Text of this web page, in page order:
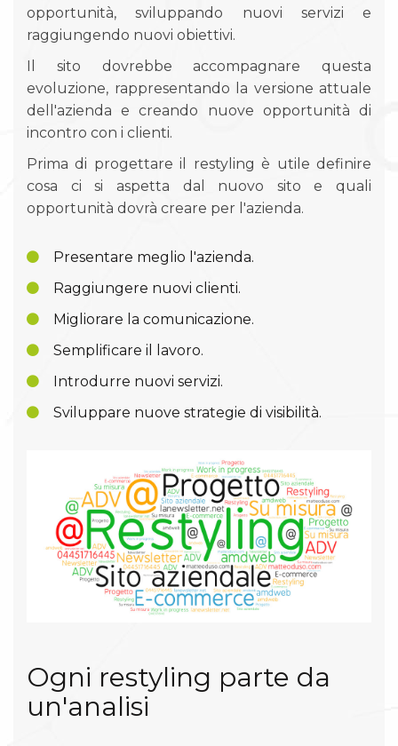
opportunità, sviluppando nuovi servizi e
raggiungendo nuovi obiettivi.
Il sito dovrebbe accompagnare questa
evoluzione, rappresentando la versione attuale
dell'azienda e creando nuove opportunità di
incontro con i clienti.
Prima di progettare il restyling è utile definire
cosa ci si aspetta dal nuovo sito e quali
opportunità dovrà creare per l'azienda.
Presentare meglio l'azienda.
Raggiungere nuovi clienti.
Migliorare la comunicazione.
Semplificare il lavoro.
Introdurre nuovi servizi.
Sviluppare nuove strategie di visibilità.
Ogni restyling parte da
un'analisi